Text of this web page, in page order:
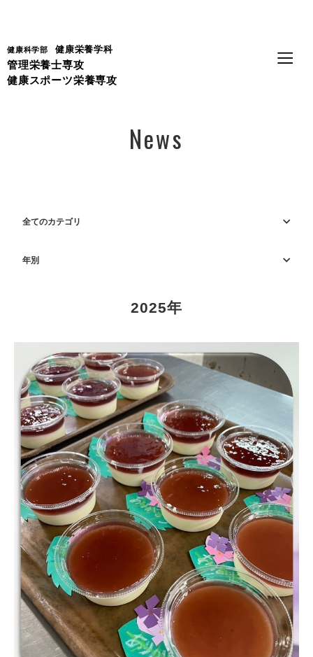
健康科学部 健康栄養学科
管理栄養士専攻
健康スポーツ栄養専攻
News
全てのカテゴリ
年別
2025年